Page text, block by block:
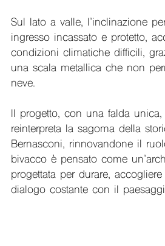
Sul lato a valle, l’inclinazione
ingresso incassato e protetto,
condizioni climatiche difficili,
una scala metallica che non
neve.
Il progetto, con una falda
reinterpreta la sagoma della
Bernasconi, rinnovandone il
bivacco è pensato come
progettata per durare,
dialogo costante con il